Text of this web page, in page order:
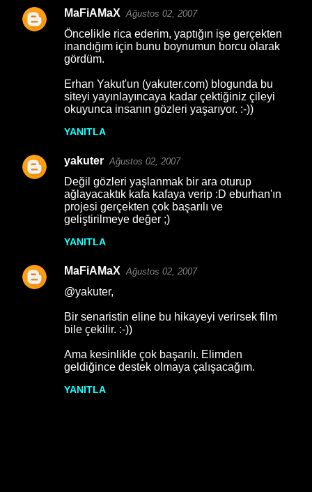
u
m
MaFiAMaX Ağustos 02, 2007
Öncelikle rica ederim, yaptığın işe gerçekten
inandığım için bunu boynumun borcu olarak
gördüm.
Erhan Yakut'un (yakuter.com) blogunda bu
siteyi yayınlayıncaya kadar çektiğiniz çileyi
okuyunca insanın gözleri yaşarıyor. :-))
YANITLA
yakuter Ağustos 02, 2007
Değil gözleri yaşlanmak bir ara oturup
ağlayacaktık kafa kafaya verip :D eburhan'ın
projesi gerçekten çok başarılı ve
geliştirilmeye değer ;)
YANITLA
MaFiAMaX Ağustos 02, 2007
@yakuter,
Bir senaristin eline bu hikayeyi verirsek film
bile çekilir. :-))
Ama kesinlikle çok başarılı. Elimden
geldiğince destek olmaya çalışacağım.
YANITLA